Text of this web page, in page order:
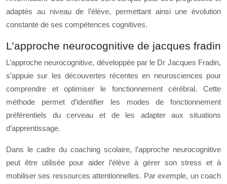
adaptés au niveau de l’élève, permettant ainsi une évolution
constante de ses compétences cognitives.
L’approche neurocognitive de jacques fradin
L’approche neurocognitive, développée par le Dr Jacques Fradin,
s’appuie sur les découvertes récentes en neurosciences pour
comprendre et optimiser le fonctionnement cérébral. Cette
méthode permet d’identifier les modes de fonctionnement
préférentiels du cerveau et de les adapter aux situations
d’apprentissage.
Dans le cadre du coaching scolaire, l’approche neurocognitive
peut être utilisée pour aider l’élève à gérer son stress et à
mobiliser ses ressources attentionnelles. Par exemple, un coach